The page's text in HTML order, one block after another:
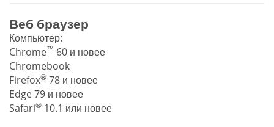
Веб браузер
Компьютер:
Chrome™ 60 и новее
Chromebook
Firefox® 78 и новее
Edge 79 и новее
Safari® 10.1 или новее